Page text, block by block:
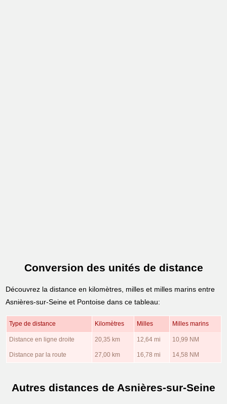
Conversion des unités de distance
Découvrez la distance en kilomètres, milles et milles marins entre
Asnières-sur-Seine et Pontoise dans ce tableau:
Type de distance Kilomètres Milles Milles marins
Distance en ligne droite 20,35 km 12,64 mi 10,99 NM
Distance par la route 27,00 km 16,78 mi 14,58 NM
Autres distances de Asnières-sur-Seine